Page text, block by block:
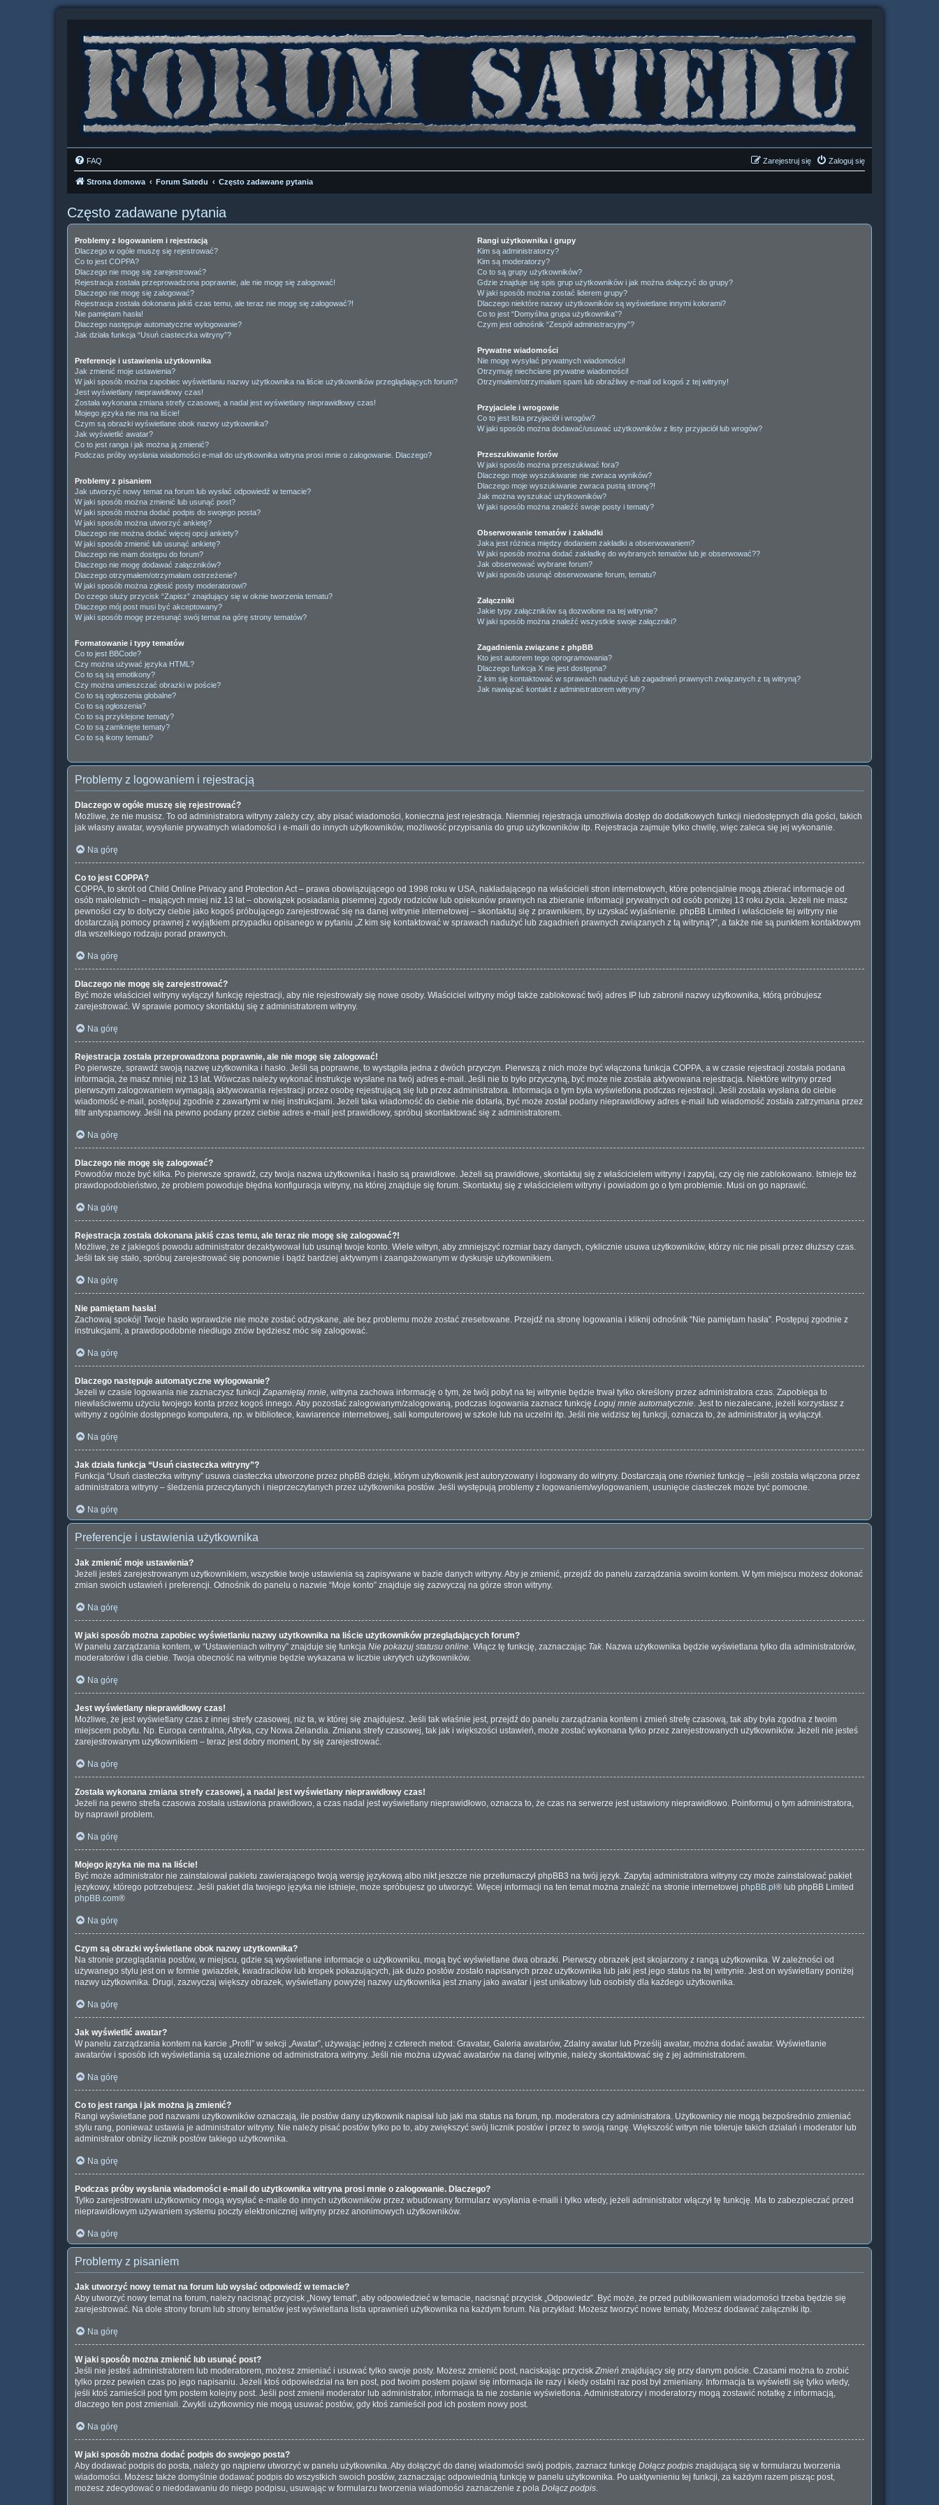
FAQ Zaloguj się
Zarejestruj się
Strona domowa Forum Satedu Często zadawane pytania
Często zadawane pytania
Problemy z logowaniem i rejestracją
Dlaczego w ogóle muszę się rejestrować?
Co to jest COPPA?
Dlaczego nie mogę się zarejestrować?
Rejestracja została przeprowadzona poprawnie, ale nie mogę się zalogować!
Dlaczego nie mogę się zalogować?
Rejestracja została dokonana jakiś czas temu, ale teraz nie mogę się zalogować?!
Nie pamiętam hasła!
Dlaczego następuje automatyczne wylogowanie?
Jak działa funkcja “Usuń ciasteczka witryny”?
Preferencje i ustawienia użytkownika
Jak zmienić moje ustawienia?
W jaki sposób można zapobiec wyświetlaniu nazwy użytkownika na liście użytkowników przeglądających forum?
Jest wyświetlany nieprawidłowy czas!
Została wykonana zmiana strefy czasowej, a nadal jest wyświetlany nieprawidłowy czas!
Mojego języka nie ma na liście!
Czym są obrazki wyświetlane obok nazwy użytkownika?
Jak wyświetlić awatar?
Co to jest ranga i jak można ją zmienić?
Podczas próby wysłania wiadomości e-mail do użytkownika witryna prosi mnie o zalogowanie. Dlaczego?
Problemy z pisaniem
Jak utworzyć nowy temat na forum lub wysłać odpowiedź w temacie?
W jaki sposób można zmienić lub usunąć post?
W jaki sposób można dodać podpis do swojego posta?
W jaki sposób można utworzyć ankietę?
Dlaczego nie można dodać więcej opcji ankiety?
W jaki sposób zmienić lub usunąć ankietę?
Dlaczego nie mam dostępu do forum?
Dlaczego nie mogę dodawać załączników?
Dlaczego otrzymałem/otrzymałam ostrzeżenie?
W jaki sposób można zgłosić posty moderatorowi?
Do czego służy przycisk “Zapisz” znajdujący się w oknie tworzenia tematu?
Dlaczego mój post musi być akceptowany?
W jaki sposób mogę przesunąć swój temat na górę strony tematów?
Formatowanie i typy tematów
Co to jest BBCode?
Czy można używać języka HTML?
Co to są są emotikony?
Czy można umieszczać obrazki w poście?
Co to są ogłoszenia globalne?
Co to są ogłoszenia?
Co to są przyklejone tematy?
Co to są zamknięte tematy?
Co to są ikony tematu?
Rangi użytkownika i grupy
Kim są administratorzy?
Kim są moderatorzy?
Co to są grupy użytkowników?
Gdzie znajduje się spis grup użytkowników i jak można dołączyć do grupy?
W jaki sposób można zostać liderem grupy?
Dlaczego niektóre nazwy użytkowników są wyświetlane innymi kolorami?
Co to jest “Domyślna grupa użytkownika”?
Czym jest odnośnik “Zespół administracyjny”?
Prywatne wiadomości
Nie mogę wysyłać prywatnych wiadomości!
Otrzymuję niechciane prywatne wiadomości!
Otrzymałem/otrzymałam spam lub obraźliwy e-mail od kogoś z tej witryny!
Przyjaciele i wrogowie
Co to jest lista przyjaciół i wrogów?
W jaki sposób można dodawać/usuwać użytkowników z listy przyjaciół lub wrogów?
Przeszukiwanie forów
W jaki sposób można przeszukiwać fora?
Dlaczego moje wyszukiwanie nie zwraca wyników?
Dlaczego moje wyszukiwanie zwraca pustą stronę?!
Jak można wyszukać użytkowników?
W jaki sposób można znaleźć swoje posty i tematy?
Obserwowanie tematów i zakładki
Jaka jest różnica między dodaniem zakładki a obserwowaniem?
W jaki sposób można dodać zakładkę do wybranych tematów lub je obserwować??
Jak obserwować wybrane forum?
W jaki sposób usunąć obserwowanie forum, tematu?
Załączniki
Jakie typy załączników są dozwolone na tej witrynie?
W jaki sposób można znaleźć wszystkie swoje załączniki?
Zagadnienia związane z phpBB
Kto jest autorem tego oprogramowania?
Dlaczego funkcja X nie jest dostępna?
Z kim się kontaktować w sprawach nadużyć lub zagadnień prawnych związanych z tą witryną?
Jak nawiązać kontakt z administratorem witryny?
Problemy z logowaniem i rejestracją
Dlaczego w ogóle muszę się rejestrować?
Możliwe, że nie musisz. To od administratora witryny zależy czy, aby pisać wiadomości, konieczna jest rejestracja. Niemniej rejestracja umożliwia dostęp do dodatkowych funkcji niedostępnych dla gości, takich
jak własny awatar, wysyłanie prywatnych wiadomości i e-maili do innych użytkowników, możliwość przypisania do grup użytkowników itp. Rejestracja zajmuje tylko chwilę, więc zaleca się jej wykonanie.
Na górę
Co to jest COPPA?
COPPA, to skrót od Child Online Privacy and Protection Act – prawa obowiązującego od 1998 roku w USA, nakładającego na właścicieli stron internetowych, które potencjalnie mogą zbierać informacje od
osób małoletnich – mających mniej niż 13 lat – obowiązek posiadania pisemnej zgody rodziców lub opiekunów prawnych na zbieranie informacji prywatnych od osób poniżej 13 roku życia. Jeżeli nie masz
pewności czy to dotyczy ciebie jako kogoś próbującego zarejestrować się na danej witrynie internetowej – skontaktuj się z prawnikiem, by uzyskać wyjaśnienie. phpBB Limited i właściciele tej witryny nie
dostarczają pomocy prawnej z wyjątkiem przypadku opisanego w pytaniu „Z kim się kontaktować w sprawach nadużyć lub zagadnień prawnych związanych z tą witryną?”, a także nie są punktem kontaktowym
dla wszelkiego rodzaju porad prawnych.
Na górę
Dlaczego nie mogę się zarejestrować?
Być może właściciel witryny wyłączył funkcję rejestracji, aby nie rejestrowały się nowe osoby. Właściciel witryny mógł także zablokować twój adres IP lub zabronił nazwy użytkownika, którą próbujesz
zarejestrować. W sprawie pomocy skontaktuj się z administratorem witryny.
Na górę
Rejestracja została przeprowadzona poprawnie, ale nie mogę się zalogować!
Po pierwsze, sprawdź swoją nazwę użytkownika i hasło. Jeśli są poprawne, to wystąpiła jedna z dwóch przyczyn. Pierwszą z nich może być włączona funkcja COPPA, a w czasie rejestracji została podana
informacja, że masz mniej niż 13 lat. Wówczas należy wykonać instrukcje wysłane na twój adres e-mail. Jeśli nie to było przyczyną, być może nie została aktywowana rejestracja. Niektóre witryny przed
pierwszym zalogowaniem wymagają aktywowania rejestracji przez osobę rejestrującą się lub przez administratora. Informacja o tym była wyświetlona podczas rejestracji. Jeśli została wysłana do ciebie
wiadomość e-mail, postępuj zgodnie z zawartymi w niej instrukcjami. Jeżeli taka wiadomość do ciebie nie dotarła, być może został podany nieprawidłowy adres e-mail lub wiadomość została zatrzymana przez
filtr antyspamowy. Jeśli na pewno podany przez ciebie adres e-mail jest prawidłowy, spróbuj skontaktować się z administratorem.
Na górę
Dlaczego nie mogę się zalogować?
Powodów może być kilka. Po pierwsze sprawdź, czy twoja nazwa użytkownika i hasło są prawidłowe. Jeżeli są prawidłowe, skontaktuj się z właścicielem witryny i zapytaj, czy cię nie zablokowano. Istnieje też
prawdopodobieństwo, że problem powoduje błędna konfiguracja witryny, na której znajduje się forum. Skontaktuj się z właścicielem witryny i powiadom go o tym problemie. Musi on go naprawić.
Na górę
Rejestracja została dokonana jakiś czas temu, ale teraz nie mogę się zalogować?!
Możliwe, że z jakiegoś powodu administrator dezaktywował lub usunął twoje konto. Wiele witryn, aby zmniejszyć rozmiar bazy danych, cyklicznie usuwa użytkowników, którzy nic nie pisali przez dłuższy czas.
Jeśli tak się stało, spróbuj zarejestrować się ponownie i bądź bardziej aktywnym i zaangażowanym w dyskusje użytkownikiem.
Na górę
Nie pamiętam hasła!
Zachowaj spokój! Twoje hasło wprawdzie nie może zostać odzyskane, ale bez problemu może zostać zresetowane. Przejdź na stronę logowania i kliknij odnośnik “Nie pamiętam hasła”. Postępuj zgodnie z
instrukcjami, a prawdopodobnie niedługo znów będziesz móc się zalogować.
Na górę
Dlaczego następuje automatyczne wylogowanie?
Jeżeli w czasie logowania nie zaznaczysz funkcji Zapamiętaj mnie, witryna zachowa informację o tym, że twój pobyt na tej witrynie będzie trwał tylko określony przez administratora czas. Zapobiega to
niewłaściwemu użyciu twojego konta przez kogoś innego. Aby pozostać zalogowanym/zalogowaną, podczas logowania zaznacz funkcję Loguj mnie automatycznie. Jest to niezalecane, jeżeli korzystasz z
witryny z ogólnie dostępnego komputera, np. w bibliotece, kawiarence internetowej, sali komputerowej w szkole lub na uczelni itp. Jeśli nie widzisz tej funkcji, oznacza to, że administrator ją wyłączył.
Na górę
Jak działa funkcja “Usuń ciasteczka witryny”?
Funkcja “Usuń ciasteczka witryny” usuwa ciasteczka utworzone przez phpBB dzięki, którym użytkownik jest autoryzowany i logowany do witryny. Dostarczają one również funkcję – jeśli została włączona przez
administratora witryny – śledzenia przeczytanych i nieprzeczytanych przez użytkownika postów. Jeśli występują problemy z logowaniem/wylogowaniem, usunięcie ciasteczek może być pomocne.
Na górę
Preferencje i ustawienia użytkownika
Jak zmienić moje ustawienia?
Jeżeli jesteś zarejestrowanym użytkownikiem, wszystkie twoje ustawienia są zapisywane w bazie danych witryny. Aby je zmienić, przejdź do panelu zarządzania swoim kontem. W tym miejscu możesz dokonać
zmian swoich ustawień i preferencji. Odnośnik do panelu o nazwie “Moje konto” znajduje się zazwyczaj na górze stron witryny.
Na górę
W jaki sposób można zapobiec wyświetlaniu nazwy użytkownika na liście użytkowników przeglądających forum?
W panelu zarządzania kontem, w “Ustawieniach witryny” znajduje się funkcja Nie pokazuj statusu online. Włącz tę funkcję, zaznaczając Tak. Nazwa użytkownika będzie wyświetlana tylko dla administratorów,
moderatorów i dla ciebie. Twoja obecność na witrynie będzie wykazana w liczbie ukrytych użytkowników.
Na górę
Jest wyświetlany nieprawidłowy czas!
Możliwe, że jest wyświetlany czas z innej strefy czasowej, niż ta, w której się znajdujesz. Jeśli tak właśnie jest, przejdź do panelu zarządzania kontem i zmień strefę czasową, tak aby była zgodna z twoim
miejscem pobytu. Np. Europa centralna, Afryka, czy Nowa Zelandia. Zmiana strefy czasowej, tak jak i większości ustawień, może zostać wykonana tylko przez zarejestrowanych użytkowników. Jeżeli nie jesteś
zarejestrowanym użytkownikiem – teraz jest dobry moment, by się zarejestrować.
Na górę
Została wykonana zmiana strefy czasowej, a nadal jest wyświetlany nieprawidłowy czas!
Jeżeli na pewno strefa czasowa została ustawiona prawidłowo, a czas nadal jest wyświetlany nieprawidłowo, oznacza to, że czas na serwerze jest ustawiony nieprawidłowo. Poinformuj o tym administratora,
by naprawił problem.
Na górę
Mojego języka nie ma na liście!
Być może administrator nie zainstalował pakietu zawierającego twoją wersję językową albo nikt jeszcze nie przetłumaczył phpBB3 na twój język. Zapytaj administratora witryny czy może zainstalować pakiet
językowy, którego potrzebujesz. Jeśli pakiet dla twojego języka nie istnieje, może spróbujesz go utworzyć. Więcej informacji na ten temat można znaleźć na stronie internetowej phpBB.pl® lub phpBB Limited
phpBB.com®
Na górę
Czym są obrazki wyświetlane obok nazwy użytkownika?
Na stronie przeglądania postów, w miejscu, gdzie są wyświetlane informacje o użytkowniku, mogą być wyświetlane dwa obrazki. Pierwszy obrazek jest skojarzony z rangą użytkownika. W zależności od
używanego stylu jest on w formie gwiazdek, kwadracików lub kropek pokazujących, jak dużo postów zostało napisanych przez użytkownika lub jaki jest jego status na tej witrynie. Jest on wyświetlany poniżej
nazwy użytkownika. Drugi, zazwyczaj większy obrazek, wyświetlany powyżej nazwy użytkownika jest znany jako awatar i jest unikatowy lub osobisty dla każdego użytkownika.
Na górę
Jak wyświetlić awatar?
W panelu zarządzania kontem na karcie „Profil” w sekcji „Awatar”, używając jednej z czterech metod: Gravatar, Galeria awatarów, Zdalny awatar lub Prześlij awatar, można dodać awatar. Wyświetlanie
awatarów i sposób ich wyświetlania są uzależnione od administratora witryny. Jeśli nie można używać awatarów na danej witrynie, należy skontaktować się z jej administratorem.
Na górę
Co to jest ranga i jak można ją zmienić?
Rangi wyświetlane pod nazwami użytkowników oznaczają, ile postów dany użytkownik napisał lub jaki ma status na forum, np. moderatora czy administratora. Użytkownicy nie mogą bezpośrednio zmieniać
stylu rang, ponieważ ustawia je administrator witryny. Nie należy pisać postów tylko po to, aby zwiększyć swój licznik postów i przez to swoją rangę. Większość witryn nie toleruje takich działań i moderator lub
administrator obniży licznik postów takiego użytkownika.
Na górę
Podczas próby wysłania wiadomości e-mail do użytkownika witryna prosi mnie o zalogowanie. Dlaczego?
Tylko zarejestrowani użytkownicy mogą wysyłać e-maile do innych użytkowników przez wbudowany formularz wysyłania e-maili i tylko wtedy, jeżeli administrator włączył tę funkcję. Ma to zabezpieczać przed
nieprawidłowym używaniem systemu poczty elektronicznej witryny przez anonimowych użytkowników.
Na górę
Problemy z pisaniem
Jak utworzyć nowy temat na forum lub wysłać odpowiedź w temacie?
Aby utworzyć nowy temat na forum, należy nacisnąć przycisk „Nowy temat”, aby odpowiedzieć w temacie, nacisnąć przycisk „Odpowiedz”. Być może, że przed publikowaniem wiadomości trzeba będzie się
zarejestrować. Na dole strony forum lub strony tematów jest wyświetlana lista uprawnień użytkownika na każdym forum. Na przykład: Możesz tworzyć nowe tematy, Możesz dodawać załączniki itp.
Na górę
W jaki sposób można zmienić lub usunąć post?
Jeśli nie jesteś administratorem lub moderatorem, możesz zmieniać i usuwać tylko swoje posty. Możesz zmienić post, naciskając przycisk Zmień znajdujący się przy danym poście. Czasami można to zrobić
tylko przez pewien czas po jego napisaniu. Jeżeli ktoś odpowiedział na ten post, pod twoim postem pojawi się informacja ile razy i kiedy ostatni raz post był zmieniany. Informacja ta wyświetli się tylko wtedy,
jeśli ktoś zamieścił pod tym postem kolejny post. Jeśli post zmienił moderator lub administrator, informacja ta nie zostanie wyświetlona. Administratorzy i moderatorzy mogą zostawić notatkę z informacją,
dlaczego ten post zmieniali. Zwykli użytkownicy nie mogą usuwać postów, gdy ktoś zamieścił pod ich postem nowy post.
Na górę
W jaki sposób można dodać podpis do swojego posta?
Aby dodawać podpis do posta, należy go najpierw utworzyć w panelu użytkownika. Aby dołączyć do danej wiadomości swój podpis, zaznacz funkcję Dołącz podpis znajdującą się w formularzu tworzenia
wiadomości. Możesz także domyślnie dodawać podpis do wszystkich swoich postów, zaznaczając odpowiednią funkcję w panelu użytkownika. Po uaktywnieniu tej funkcji, za każdym razem pisząc post,
możesz zdecydować o niedodawaniu do niego podpisu, usuwając w formularzu tworzenia wiadomości zaznaczenie z pola Dołącz podpis.